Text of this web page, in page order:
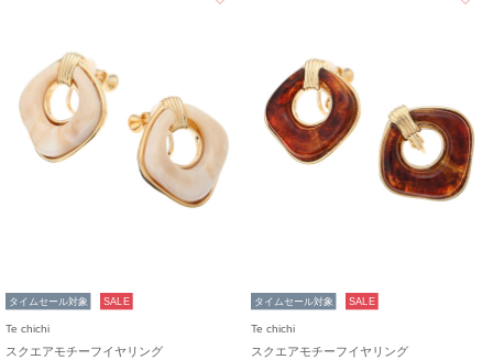
タイムセール対象 SALE
Te chichi
スクエアモチーフイヤリング
タイムセール対象 SALE
Te chichi
スクエアモチーフイヤリング